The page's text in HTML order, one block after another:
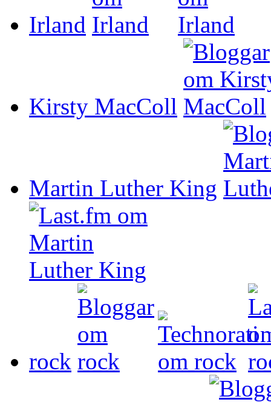
Irland
Kirsty MacColl
Martin Luther King
rock